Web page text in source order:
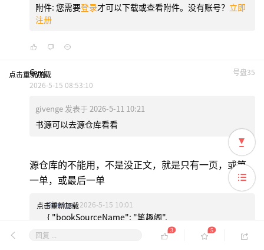
附件: 您需要登录才可以下载或查看附件。没有账号？ 立即
注册
点击重新加载 号盘35
Gyxj
2026-5-15 08:53:10
givenge 发表于 2026-5-11 10:21
书源可以去源仓库看看
源仓库的不能用，不是没正文，就是只有一页，或第
一单，或最后一单
点击重新加载
Givenge 2026-5-15 10:01
{ "bookSourceName": "笔趣阁",
"bookSourceGroup": "小说", "bookSourceUrl":
"https://m.22biqu.com/", "bookSourceType": 0,
回复 ...
3 5